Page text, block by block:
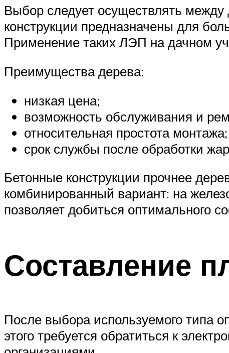
Выбор следует осуществлять
конструкции предназначены для
Применение таких ЛЭП на дачном
Преимущества дерева:
низкая цена;
возможность обслуживания и
относительная простота монтажа;
срок службы после обработки
Бетонные конструкции прочнее
комбинированный вариант: на
позволяет добиться оптимального
Составление
После выбора используемого типа
этого требуется обратиться к